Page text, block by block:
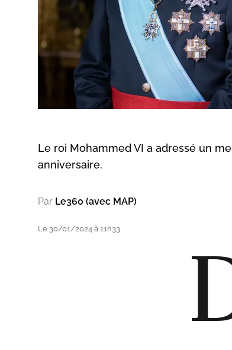
Le roi Mohammed VI a adressé un
anniversaire.
Par Le360 (avec MAP)
Le 30/01/2024 à 11h33